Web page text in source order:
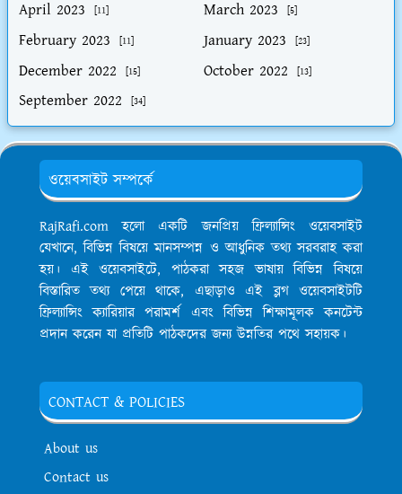
April 2023 [11] March 2023 [5]
February 2023 [11] January 2023 [23]
December 2022 [15] October 2022 [13]
September 2022 [34]
ওয়েবসাইট সম্পর্কে
RajRafi.com হলো একটি জনপ্রিয় ফ্রিল্যান্সিং ওয়েবসাইট
যেখানে, বিভিন্ন বিষয়ে মানসম্পন্ন ও আধুনিক তথ্য সরবরাহ করা
হয়। এই ওয়েবসাইটে, পাঠকরা সহজ ভাষায় বিভিন্ন বিষয়ে
বিস্তারিত তথ্য পেয়ে থাকে, এছাড়াও এই ব্লগ ওয়েবসাইটটি
ফ্রিল্যান্সিং ক্যারিয়ার পরামর্শ এবং বিভিন্ন শিক্ষামূলক কনটেন্ট
প্রদান করেন যা প্রতিটি পাঠকদের জন্য উন্নতির পথে সহায়ক।
CONTACT & POLICIES
About us
Contact us